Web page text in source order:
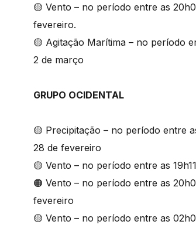
🟡 Vento – no período entre as
fevereiro.
🟡 Agitação Marítima – no período
2 de março
GRUPO OCIDENTAL
🟡 Precipitação – no período entre
28 de fevereiro
🟡 Vento – no período entre as
🟠 Vento – no período entre as
fevereiro
🟡 Vento – no período entre as